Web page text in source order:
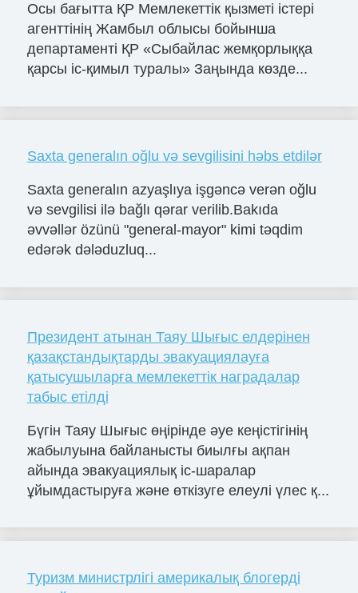
Осы бағытта ҚР Мемлекеттік қызметі істері
агенттінің Жамбыл облысы бойынша
департаменті ҚР «Сыбайлас жемқорлыққа
қарсы іс-қимыл туралы» Заңында көзде...
Saxta generalın oğlu və sevgilisini həbs etdilər
Saxta generalın azyaşlıya işgəncə verən oğlu
və sevgilisi ilə bağlı qərar verilib.Bakıda
əvvəllər özünü "general-mayor" kimi təqdim
edərək dələduzluq...
Президент атынан Таяу Шығыс елдерінен
қазақстандықтарды эвакуациялауға
қатысушыларға мемлекеттік наградалар
табыс етілді
Бүгін Таяу Шығыс өңірінде әуе кеңістігінің
жабылуына байланысты биылғы ақпан
айында эвакуациялық іс-шаралар
ұйымдастыруға және өткізуге елеулі үлес қ...
Туризм министрлігі америкалық блогерді